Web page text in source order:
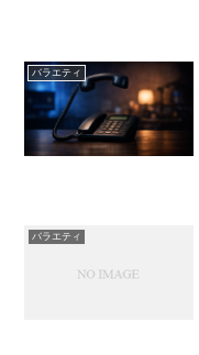
バラエティ
バラエティ